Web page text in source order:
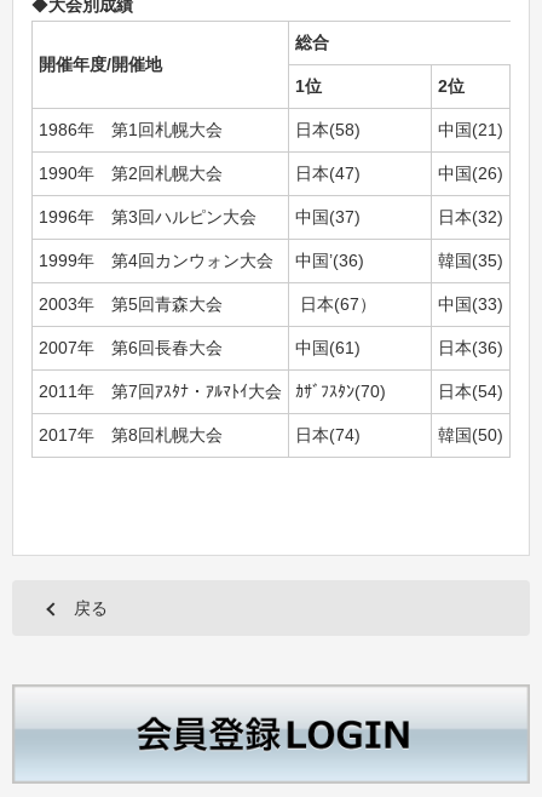
◆大会別成績
開催年度/開催地
総合
1位 2位
1986年 第1回札幌大会 日本(58) 中国(21)
1990年 第2回札幌大会 日本(47) 中国(26)
1996年 第3回ハルピン大会 中国(37) 日本(32)
1999年 第4回カンウォン大会 中国’(36) 韓国(35)
2003年 第5回青森大会 日本(67） 中国(33)
2007年 第6回長春大会 中国(61) 日本(36)
2011年 第7回ｱｽﾀﾅ・ｱﾙﾏﾄｲ大会 ｶｻﾞﾌｽﾀﾝ(70) 日本(54)
2017年 第8回札幌大会 日本(74) 韓国(50)
戻る